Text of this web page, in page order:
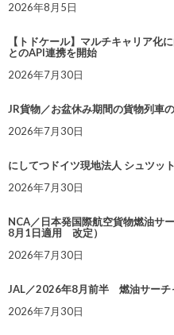
2026年8月5日
【トドケール】マルチキャリア化
とのAPI連携を開始
2026年7月30日
JR貨物／お盆休み期間の貨物列車
2026年7月30日
にしてつドイツ現地法人 シュツッ
2026年7月30日
NCA／日本発国際航空貨物燃油サ
8月1日適用 改定）
2026年7月30日
JAL／2026年8月前半 燃油サーチ
2026年7月30日